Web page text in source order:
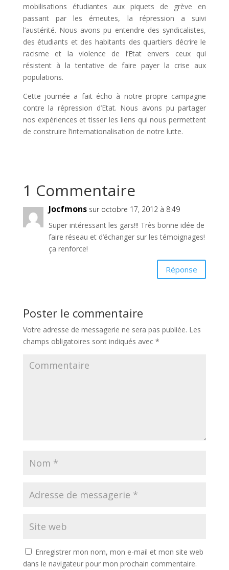
mobilisations étudiantes aux piquets de grève en
passant par les émeutes, la répression a suivi
l’austérité. Nous avons pu entendre des syndicalistes,
des étudiants et des habitants des quartiers décrire le
racisme et la violence de l’Etat envers ceux qui
résistent à la tentative de faire payer la crise aux
populations.
Cette journée a fait écho à notre propre campagne
contre la répression d’Etat. Nous avons pu partager
nos expériences et tisser les liens qui nous permettent
de construire l’internationalisation de notre lutte.
1 Commentaire
Jocfmons sur octobre 17, 2012 à 8:49
Super intéressant les gars!!! Très bonne idée de
faire réseau et d’échanger sur les témoignages!
ça renforce!
Réponse
Poster le commentaire
Votre adresse de messagerie ne sera pas publiée. Les
champs obligatoires sont indiqués avec *
Enregistrer mon nom, mon e-mail et mon site web
dans le navigateur pour mon prochain commentaire.